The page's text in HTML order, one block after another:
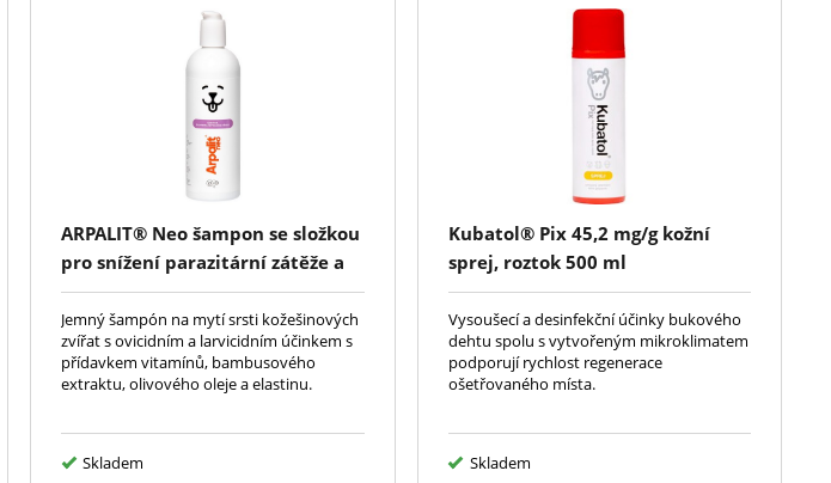
ARPALIT® Neo šampon se složkou
pro snížení parazitární zátěže a
bambusovým extraktem 500 ml
Jemný šampón na mytí srsti kožešinových
zvířat s ovicidním a larvicidním účinkem s
přídavkem vitamínů, bambusového
extraktu, olivového oleje a elastinu.
Skladem
Kubatol® Pix 45,2 mg/g kožní
sprej, roztok 500 ml
Vysoušecí a desinfekční účinky bukového
dehtu spolu s vytvořeným mikroklimatem
podporují rychlost regenerace
ošetřovaného místa.
Skladem